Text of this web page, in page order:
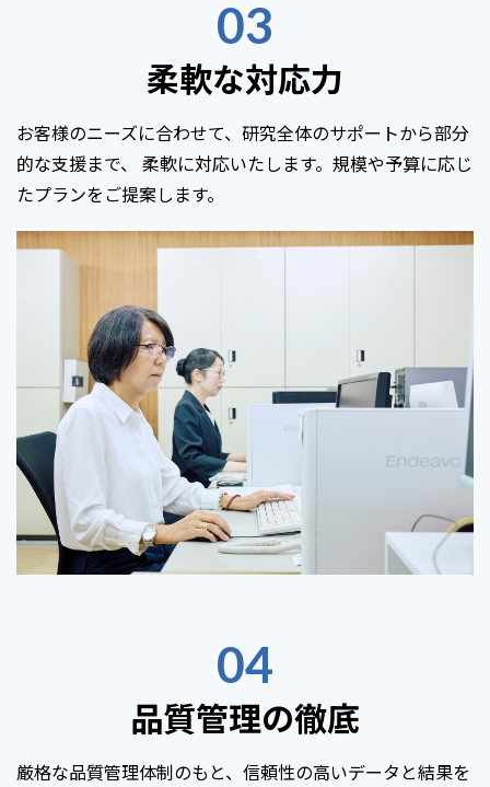
03
柔軟な対応力
お客様のニーズに合わせて、研究全体のサポートから部分
的な支援まで、 柔軟に対応いたします。規模や予算に応じ
たプランをご提案します。
04
品質管理の徹底
厳格な品質管理体制のもと、信頼性の高いデータと結果を